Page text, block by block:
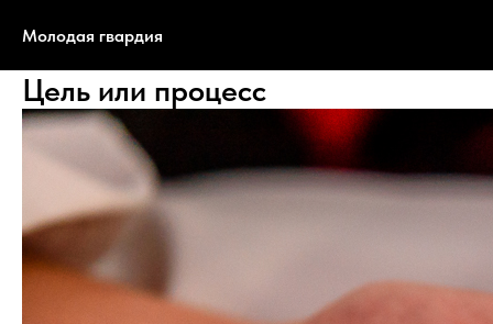
Молодая гвардия
Цель или процесс